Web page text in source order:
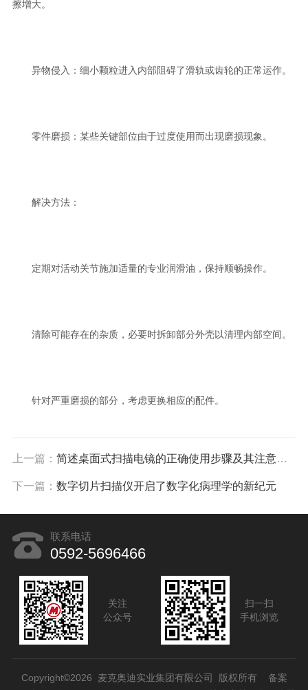
擦增大。
异物侵入：细小颗粒进入内部阻碍了滑轨或齿轮的正常运作。
零件磨损：某些关键部位由于过度使用而出现磨损现象。
解决方法：
定期对活动关节施加适量的专业润滑油，保持顺畅操作。
清除可能存在的杂质，必要时拆卸部分外壳以清理内部空间。
针对严重磨损的部分，考虑更换相应的配件。
上一篇： 简述桌面式扫描电镜的正确使用步骤及其注意事项
下一篇： 数字切片扫描仪开启了数字化病理学的新纪元
联系电话
0592-5696466
关注
公众号
扫一扫
手机浏览
Copyright©2026 麦克奥迪实业集团有限公司 版权所有 备案